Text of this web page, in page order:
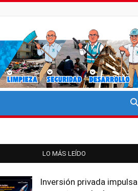
LO MÁS LEÍDO
Inversión privada impulsa